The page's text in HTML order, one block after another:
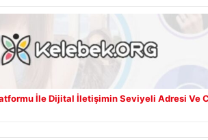
İle Dijital İletişimin Seviyeli Adresi Ve